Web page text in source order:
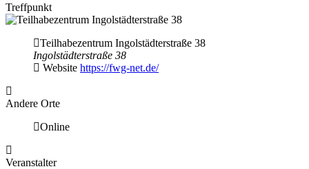
Treffpunkt
Teilhabezentrum Ingolstädterstraße 38
Ingolstädterstraße 38
Website https://fwg-net.de/
Andere Orte
Online
Veranstalter